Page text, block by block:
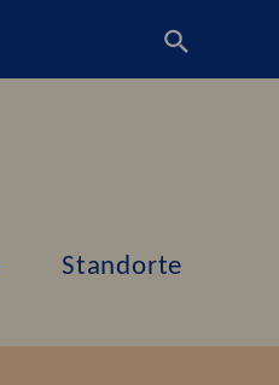
Standorte